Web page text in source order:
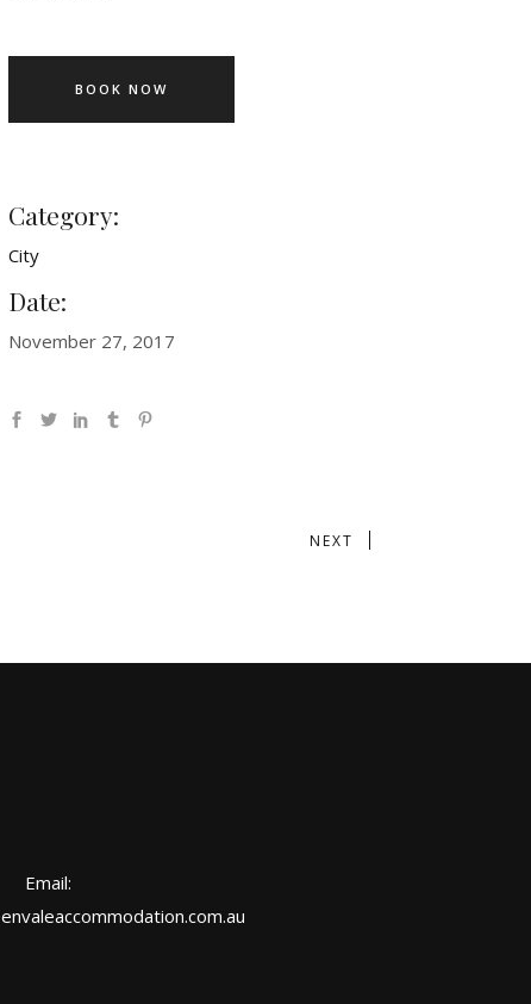
BOOK NOW
Category:
City
Date:
November 27, 2017
NEXT
Email: